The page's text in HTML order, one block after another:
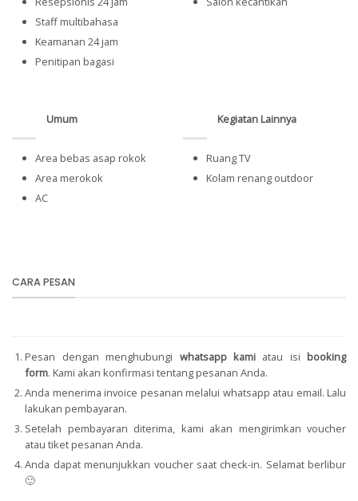
Staff multibahasa
Keamanan 24 jam
Penitipan bagasi
Umum
Area bebas asap rokok
Area merokok
AC
Kegiatan Lainnya
Ruang TV
Kolam renang outdoor
CARA PESAN
Pesan dengan menghubungi whatsapp kami atau isi booking
form. Kami akan konfirmasi tentang pesanan Anda.
Anda menerima invoice pesanan melalui whatsapp atau email. Lalu
lakukan pembayaran.
Setelah pembayaran diterima, kami akan mengirimkan voucher
atau tiket pesanan Anda.
Anda dapat menunjukkan voucher saat check-in. Selamat berlibur
🙂